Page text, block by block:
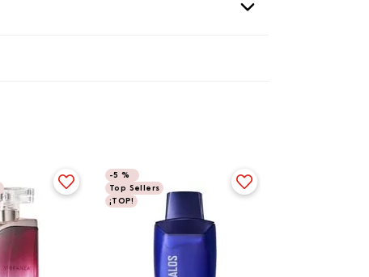
-5 %
Top Sellers
¡TOP!